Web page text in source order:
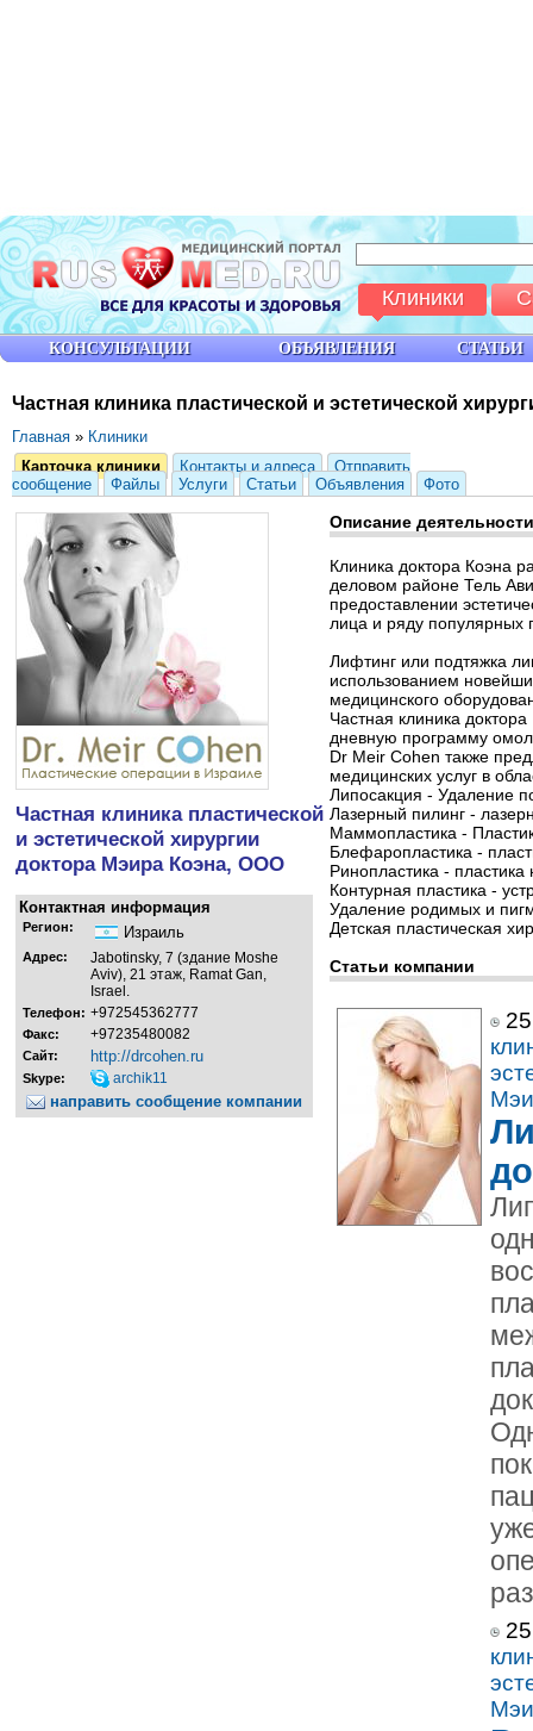
Частная клиника пластической и эстетической
Главная » Клиники
Карточка клиники
Контакты и адреса
Отправить
сообщение
Файлы Услуги Статьи Объявления Фото
Частная клиника пластической
и эстетической хирургии
доктора Мэира Коэна, ООО
Контактная информация
Регион: Израиль
Адрес:
Jabotinsky, 7 (здание Moshe
Aviv), 21 этаж, Ramat Gan,
Israel.
Телефон: +972545362777
Факс: +97235480082
Сайт: http://drcohen.ru
Skype: archik11
направить сообщение компании
Описание деятельности
Клиника доктора Коэна
деловом районе Тель
предоставлении
лица и ряду популярных
Лифтинг или подтяжка
использованием
медицинского
Частная клиника
дневную программу
Dr Meir Cohen также
медицинских услуг в
Липосакция - Удаление
Лазерный пилинг -
Маммопластика -
Блефаропластика -
Ринопластика - пластика
Контурная пластика -
Удаление родимых и
Детская пластическая
Статьи компании
КОНСУЛЬТАЦИИ ОБЪЯВЛЕНИЯ СТАТЬИ
Клиники